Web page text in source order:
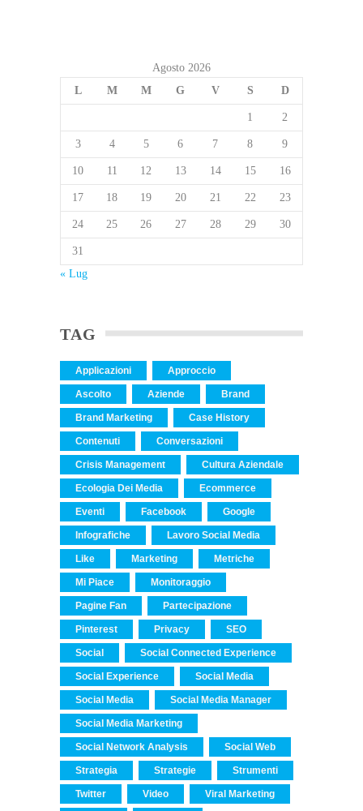
Agosto 2026
L
M M G V S D
1 2
3 4 5 6 7 8 9
10 11 12 13 14 15 16
17 18 19 20 21 22 23
24 25 26 27 28 29 30
31
« Lug
TAG
Applicazioni Approccio
Ascolto Aziende Brand
Brand Marketing Case History
Contenuti Conversazioni
Crisis Management Cultura Aziendale
Ecologia Dei Media Ecommerce
Eventi Facebook Google
Infografiche Lavoro Social Media
Like Marketing Metriche
Mi Piace Monitoraggio
Pagine Fan Partecipazione
Pinterest Privacy SEO
Social Social Connected Experience
Social Experience Social Media
Social Media Social Media Manager
Social Media Marketing
Social Network Analysis Social Web
Strategia Strategie Strumenti
Twitter Video Viral Marketing